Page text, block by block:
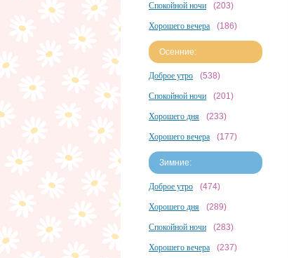
Спокойной ночи (203)
Хорошего вечера (186)
Осенние:
Доброе утро (538)
Спокойной ночи (201)
Хорошего дня (233)
Хорошего вечера (177)
Зимние:
Доброе утро (474)
Хорошего дня (289)
Спокойной ночи (283)
Хорошего вечера (237)